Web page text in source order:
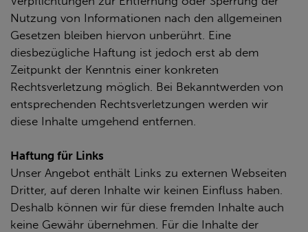
Nutzung von Informationen nach den allgemeinen
Gesetzen bleiben hiervon unberührt. Eine
diesbezügliche Haftung ist jedoch erst ab dem
Zeitpunkt der Kenntnis einer konkreten
Rechtsverletzung möglich. Bei Bekanntwerden von
entsprechenden Rechtsverletzungen werden wir
diese Inhalte umgehend entfernen.
Haftung für Links
Unser Angebot enthält Links zu externen Webseiten
Dritter, auf deren Inhalte wir keinen Einfluss haben.
Deshalb können wir für diese fremden Inhalte auch
keine Gewähr übernehmen. Für die Inhalte der